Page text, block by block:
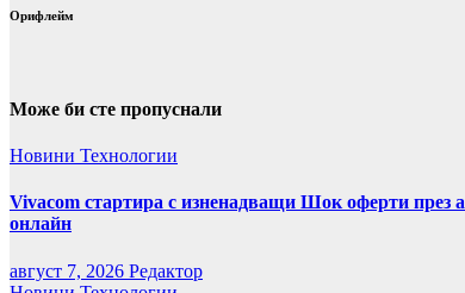
Орифлейм
Може би сте пропуснали
Новини Технологии
Vivacom стартира с изненадващи Шок оферти през
онлайн
август 7, 2026 Редактор